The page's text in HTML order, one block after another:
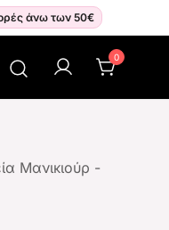
άνω των 50€
0
Μανικιούρ -